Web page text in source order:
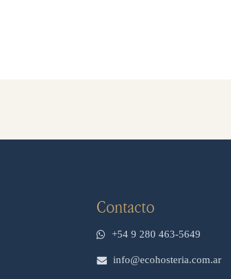
Contacto
+54 9 280 463-5649
info@ecohosteria.com.ar